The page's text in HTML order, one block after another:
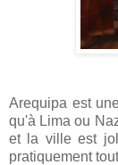
Arequipa est
qu'à Lima ou
et la ville est
pratiquement